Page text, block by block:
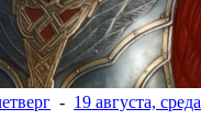
- 19 августа, среда